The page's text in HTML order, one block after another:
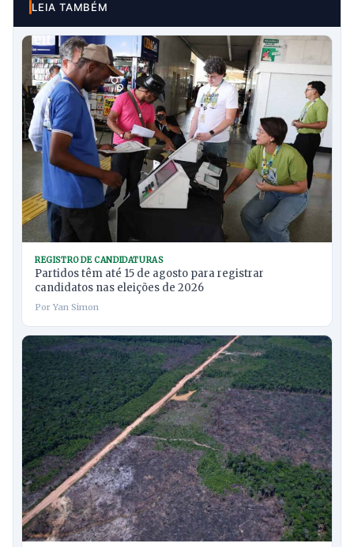
LEIA TAMBÉM
REGISTRO DE CANDIDATURAS
Partidos têm até 15 de agosto para registrar
candidatos nas eleições de 2026
Por Yan Simon